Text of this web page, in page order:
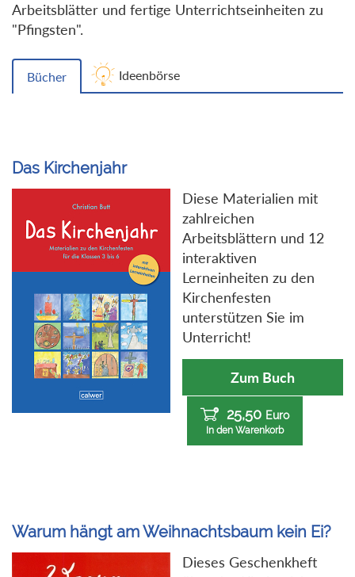
Arbeitsblätter und fertige Unterrichtseinheiten zu
"Pfingsten".
Bücher Ideenbörse
Das Kirchenjahr
Diese Materialien mit
zahlreichen
Arbeitsblättern und 12
interaktiven
Lerneinheiten zu den
Kirchenfesten
unterstützen Sie im
Unterricht!
Zum Buch
25,50 Euro
In den Warenkorb
Warum hängt am Weihnachtsbaum kein Ei?
Dieses Geschenkheft